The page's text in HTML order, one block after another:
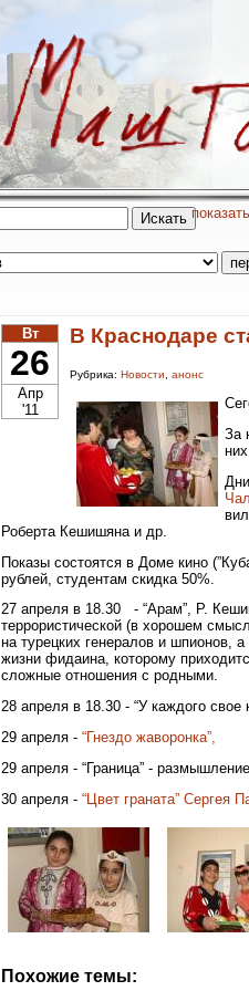
Вт
26
Апр
'11
В Краснодаре
Рубрика: Новости, анонс
За
Роберта Кешишяна и др.
Показы состоятся в Доме кино
рублей, студентам скидка 50%.
27 апреля в 18.30 - “Арам”, Р.
террористической (в хорошем
на турецких генералов и шпионов,
жизни фидаина, которому
сложные отношения с родными.
28 апреля в 18.30 - “У каждого
29 апреля - “Гнездо жаворонка”,
29 апреля - “Граница” -
30 апреля - “Цвет граната” Сергея
Похожие темы: